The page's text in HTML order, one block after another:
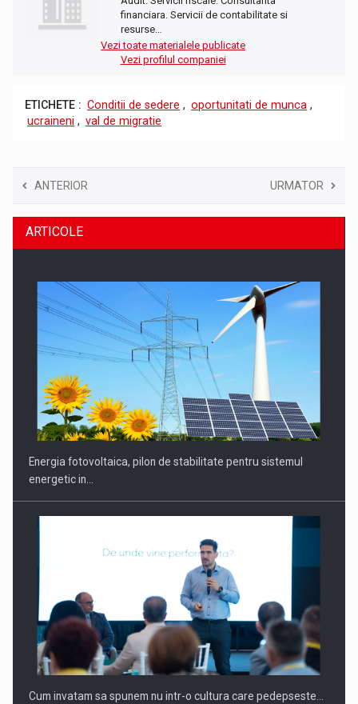
financiara. Servicii de contabilitate si
resurse…
Vezi toate materialele publicate
Vezi profilul companiei
ETICHETE : Conditii de sedere , oportunitati de munca ,
ucraineni , val de migratie
ANTERIOR URMATOR
ARTICOLE
Energia fotovoltaica, pilon de stabilitate pentru sistemul
energetic in…
Cum invatam sa spunem nu intr-o cultura care pedepseste…